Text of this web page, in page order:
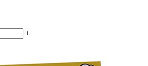
+